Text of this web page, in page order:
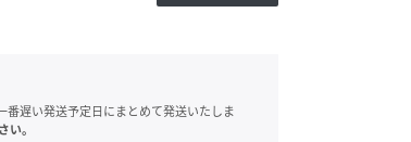
遅い発送予定日にまとめて発送いたしま
。